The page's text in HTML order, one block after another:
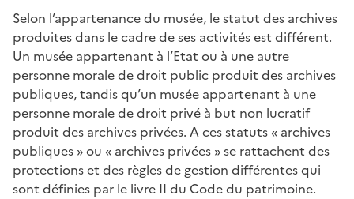
Selon l’appartenance du musée, le statut des archives
produites dans le cadre de ses activités est différent.
Un musée appartenant à l’Etat ou à une autre
personne morale de droit public produit des archives
publiques, tandis qu’un musée appartenant à une
personne morale de droit privé à but non lucratif
produit des archives privées. A ces statuts « archives
publiques » ou « archives privées » se rattachent des
protections et des règles de gestion différentes qui
sont définies par le livre II du Code du patrimoine.